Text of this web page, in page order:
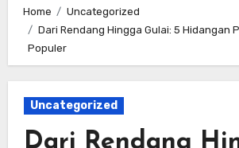
Home
Uncategorized
Dari Rendang Hingga Gulai: 5 Hidangan
Populer
Uncategorized
Dari Rendang